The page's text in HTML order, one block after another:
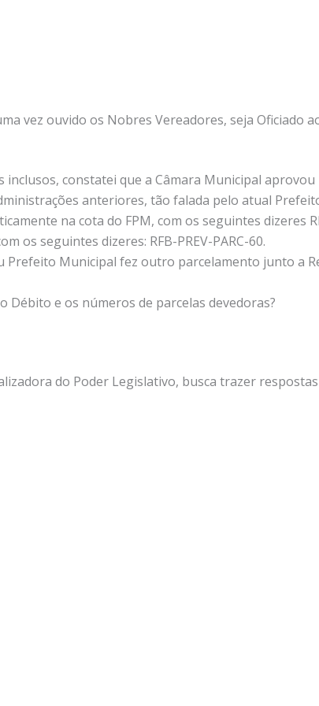
vez ouvido os Nobres Vereadores, seja Oficiado
constatei que a Câmara Municipal aprovou
anteriores, tão falada pelo atual
na cota do FPM, com os seguintes dizeres
os seguintes dizeres: RFB-PREV-PARC-60.
Municipal fez outro parcelamento junto a
Débito e os números de parcelas devedoras?
do Poder Legislativo, busca trazer